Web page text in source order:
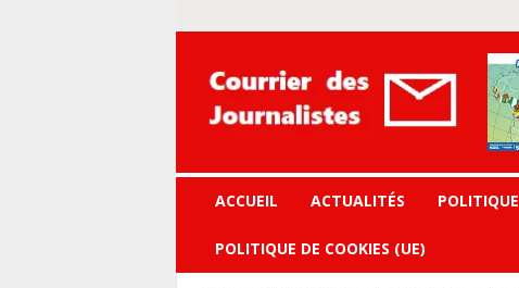
journalistes
ACCUEIL ACTUALITÉS POLITIQUE
POLITIQUE DE COOKIES (UE)